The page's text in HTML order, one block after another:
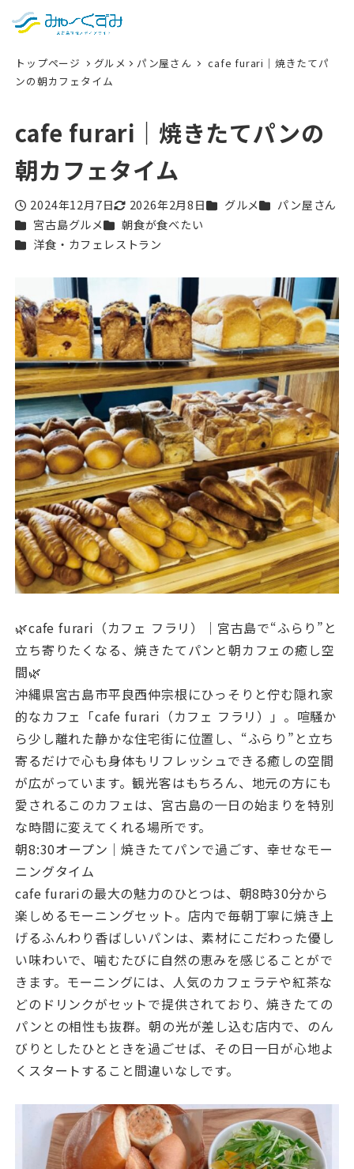
한국어
検索
トップページ グルメ パン屋さん
cafe furari｜焼きたてパ
ンの朝カフェタイム
cafe furari｜焼きたてパンの
朝カフェタイム
投稿日
2024年12月7日
更新日
2026年2月8日カテゴリー
グルメカテゴリー
パン屋さん
カテゴリー
宮古島グルメカテゴリー
朝食が食べたい
カテゴリー
洋食・カフェレストラン
🌿cafe furari（カフェ フラリ）｜宮古島で“ふらり”と
立ち寄りたくなる、焼きたてパンと朝カフェの癒し空
間🌿
沖縄県宮古島市平良西仲宗根にひっそりと佇む隠れ家
的なカフェ「cafe furari（カフェ フラリ）」。喧騒か
ら少し離れた静かな住宅街に位置し、“ふらり”と立ち
寄るだけで心も身体もリフレッシュできる癒しの空間
が広がっています。観光客はもちろん、地元の方にも
愛されるこのカフェは、宮古島の一日の始まりを特別
な時間に変えてくれる場所です。
朝8:30オープン｜焼きたてパンで過ごす、幸せなモー
ニングタイム
cafe furariの最大の魅力のひとつは、朝8時30分から
楽しめるモーニングセット。店内で毎朝丁寧に焼き上
げるふんわり香ばしいパンは、素材にこだわった優し
い味わいで、噛むたびに自然の恵みを感じることがで
きます。モーニングには、人気のカフェラテや紅茶な
どのドリンクがセットで提供されており、焼きたての
パンとの相性も抜群。朝の光が差し込む店内で、のん
びりとしたひとときを過ごせば、その日一日が心地よ
くスタートすること間違いなしです。